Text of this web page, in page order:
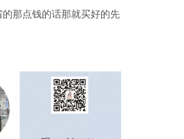
那点钱的话那就买好的先